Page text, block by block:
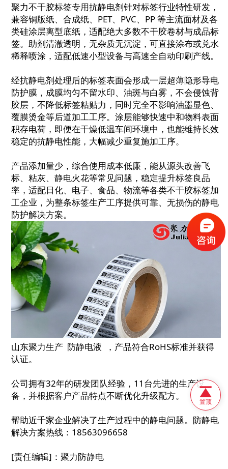
聚力不干胶标签专用抗静电剂针对标签行业特性研发，
兼容铜版纸、合成纸、PET、PVC、PP 等主流面材及各
类硅涂层离型底纸，适配绝大多数不干胶卷材与成品标
签。助剂清澈透明，无杂质无沉淀，可直接涂布或兑水
稀释喷涂，适配低速小型设备与高速全自动印刷产线。
经抗静电剂处理后的标签表面会形成一层超薄隐形导电
防护膜，成膜均匀不留水印、油斑与白雾，不会侵蚀背
胶层，不降低标签粘贴力，同时完全不影响油墨显色、
覆膜烫金等后道加工工序。涂层能够快速中和物料表面
积存电荷，即便在干燥低温车间环境中，也能维持长效
稳定的抗静电性能，大幅减少重复施加工序。
产品添加量少，综合使用成本低廉，能从源头改善飞
标、粘灰、静电火花等常见问题，稳定提升标签良品
率，适配日化、电子、食品、物流等各类不干胶标签加
工企业，为整条标签生产工序提供可靠、无损伤的静电
防护解决方案。
山东聚力生产 防静电液 ，产品符合RoHS标准并获得
认证。
公司拥有32年的研发团队经验，11台先进的生产设
备，并根据客户产品特点不断优化升级配方。
帮助近千家企业解决了生产过程中的静电问题。防静电
解决方案热线：18563096658
[责任编辑]：聚力防静电
置顶